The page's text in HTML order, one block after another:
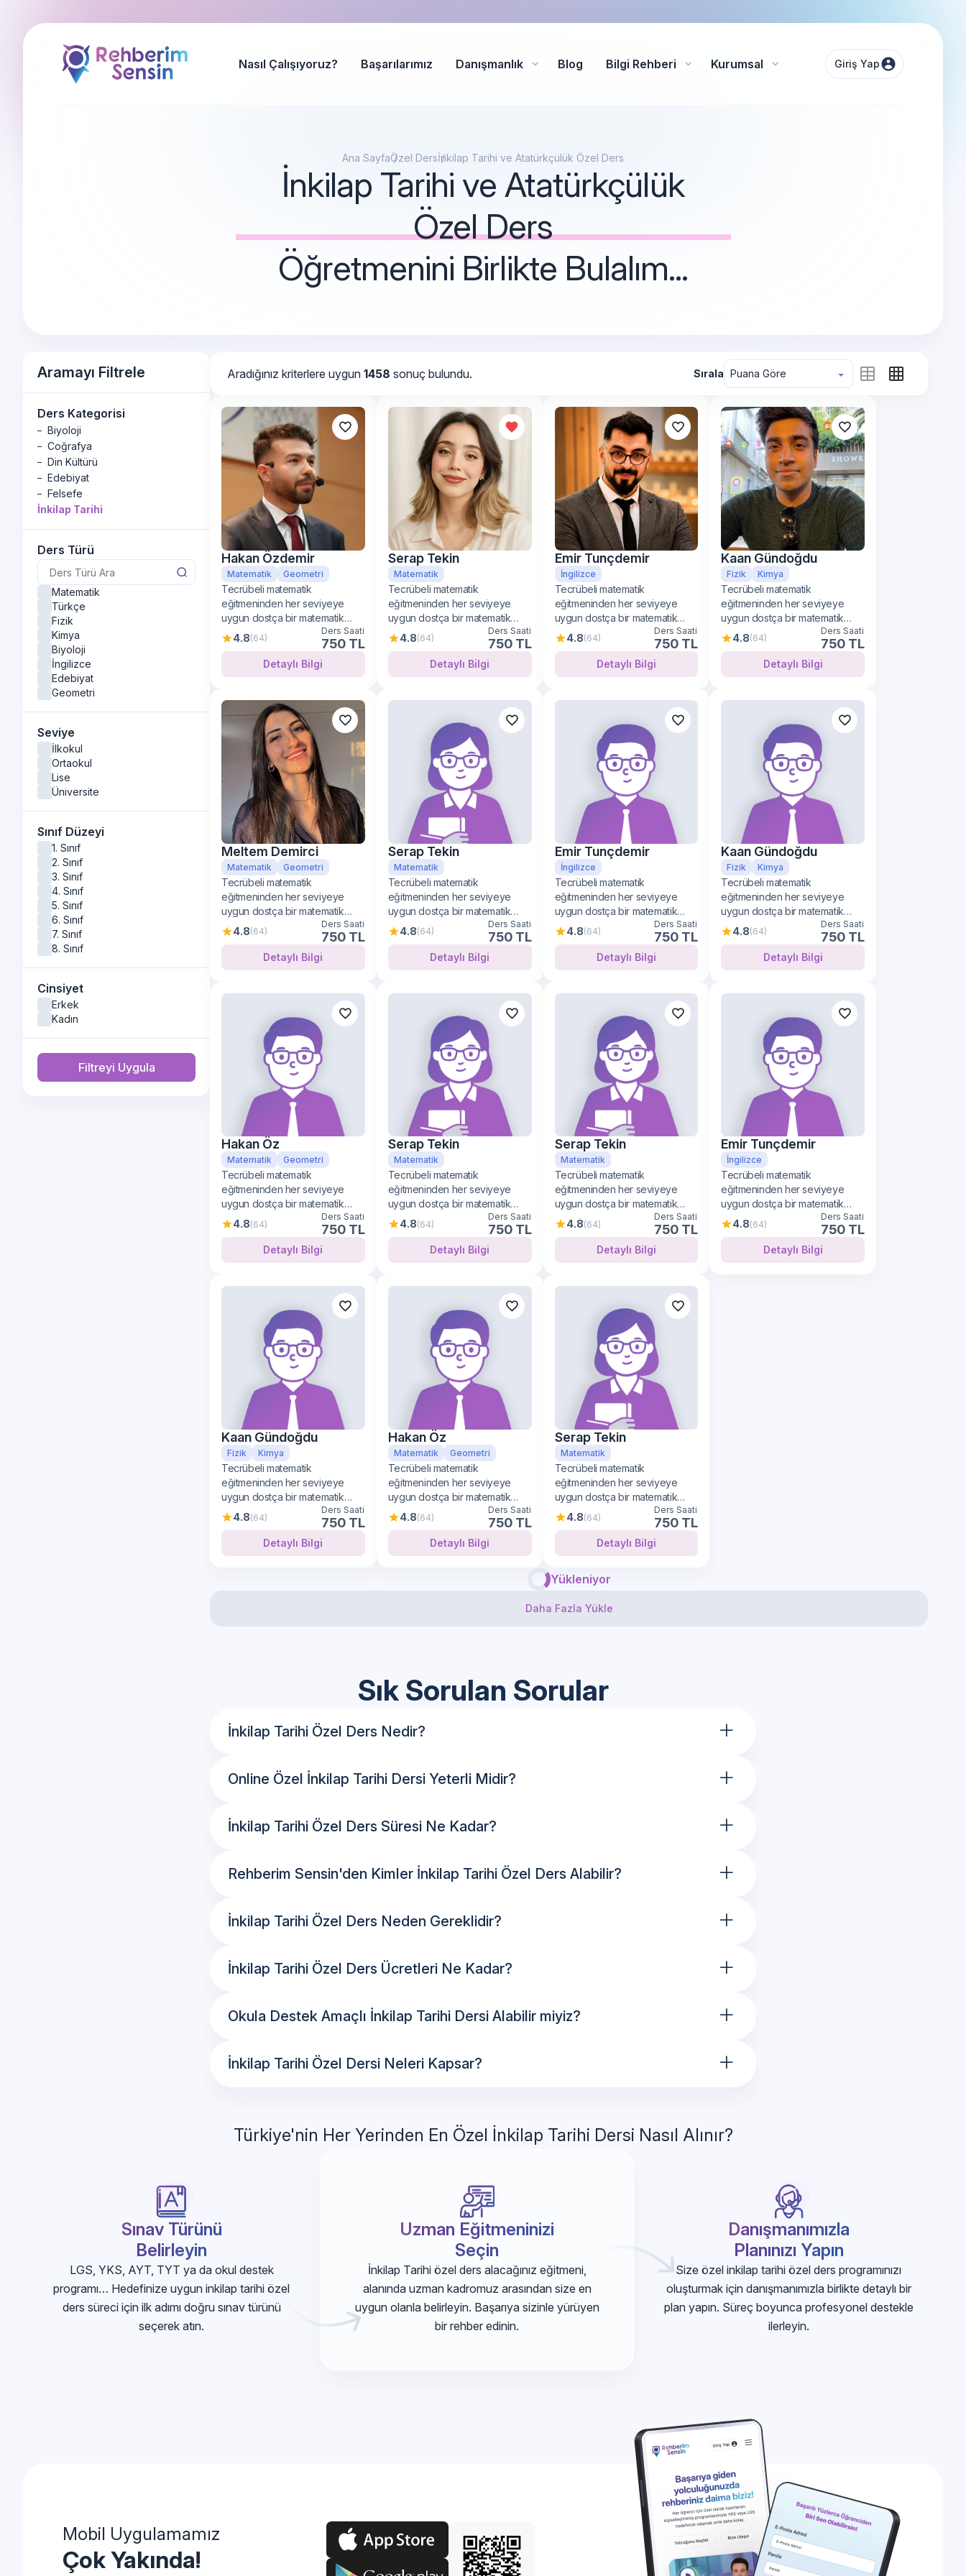
Nasıl Çalışıyoruz? Başarılarımız Danışmanlık Blog Bilgi Rehberi Kurumsal Giriş Yap
Ana SayfaÖzel Dersİnkilap Tarihi ve Atatürkçülük Özel Ders
İnkilap Tarihi ve Atatürkçülük
Özel Ders
Öğretmenini Birlikte Bulalım...
Aramayı Filtrele
Ders Kategorisi
Biyoloji
Coğrafya
Din Kültürü
Edebiyat
Felsefe
Fen Bilimleri
İngilizce
Kimya
Matematik
Tarih
Türkçe
İnkilap Tarihi
Ders Türü
Matematik
Türkçe
Fizik
Kimya
Biyoloji
İngilizce
Edebiyat
Geometri
Seviye
İlkokul
Ortaokul
Lise
Üniversite
Sınıf Düzeyi
1. Sınıf
2. Sınıf
3. Sınıf
4. Sınıf
5. Sınıf
6. Sınıf
7. Sınıf
8. Sınıf
Cinsiyet
Erkek
Kadın
Filtreyi Uygula
Aradığınız kriterlere uygun 1458 sonuç bulundu. Sırala Puana Göre
Hakan Özdemir
Matematik Geometri
Tecrübeli matematik
eğitmeninden her seviyeye
uygun dostça bir matematik
öğrenimi
4.8(64)
Ders Saati
750 TL
Detaylı Bilgi
Serap Tekin
Matematik
Tecrübeli matematik
eğitmeninden her seviyeye
uygun dostça bir matematik
öğrenimi
4.8(64)
Ders Saati
750 TL
Detaylı Bilgi
Emir Tunçdemir
İngilizce
Tecrübeli matematik
eğitmeninden her seviyeye
uygun dostça bir matematik
öğrenimi
4.8(64)
Ders Saati
750 TL
Detaylı Bilgi
Kaan Gündoğdu
Fizik Kimya
Tecrübeli matematik
eğitmeninden her seviyeye
uygun dostça bir matematik
öğrenimi
4.8(64)
Ders Saati
750 TL
Detaylı Bilgi
Meltem Demirci
Matematik Geometri
Tecrübeli matematik
eğitmeninden her seviyeye
uygun dostça bir matematik
öğrenimi
4.8(64)
Ders Saati
750 TL
Detaylı Bilgi
Serap Tekin
Matematik
Tecrübeli matematik
eğitmeninden her seviyeye
uygun dostça bir matematik
öğrenimi
4.8(64)
Ders Saati
750 TL
Detaylı Bilgi
Emir Tunçdemir
İngilizce
Tecrübeli matematik
eğitmeninden her seviyeye
uygun dostça bir matematik
öğrenimi
4.8(64)
Ders Saati
750 TL
Detaylı Bilgi
Kaan Gündoğdu
Fizik Kimya
Tecrübeli matematik
eğitmeninden her seviyeye
uygun dostça bir matematik
öğrenimi
4.8(64)
Ders Saati
750 TL
Detaylı Bilgi
Hakan Öz
Matematik Geometri
Tecrübeli matematik
eğitmeninden her seviyeye
uygun dostça bir matematik
öğrenimi
4.8(64)
Ders Saati
750 TL
Detaylı Bilgi
Serap Tekin
Matematik
Tecrübeli matematik
eğitmeninden her seviyeye
uygun dostça bir matematik
öğrenimi
4.8(64)
Ders Saati
750 TL
Detaylı Bilgi
Serap Tekin
Matematik
Tecrübeli matematik
eğitmeninden her seviyeye
uygun dostça bir matematik
öğrenimi
4.8(64)
Ders Saati
750 TL
Detaylı Bilgi
Emir Tunçdemir
İngilizce
Tecrübeli matematik
eğitmeninden her seviyeye
uygun dostça bir matematik
öğrenimi
4.8(64)
Ders Saati
750 TL
Detaylı Bilgi
Kaan Gündoğdu
Fizik Kimya
Tecrübeli matematik
eğitmeninden her seviyeye
uygun dostça bir matematik
öğrenimi
4.8(64)
Ders Saati
750 TL
Detaylı Bilgi
Hakan Öz
Matematik Geometri
Tecrübeli matematik
eğitmeninden her seviyeye
uygun dostça bir matematik
öğrenimi
4.8(64)
Ders Saati
750 TL
Detaylı Bilgi
Serap Tekin
Matematik
Tecrübeli matematik
eğitmeninden her seviyeye
uygun dostça bir matematik
öğrenimi
4.8(64)
Ders Saati
750 TL
Detaylı Bilgi
Yükleniyor
Daha Fazla Yükle
Sık Sorulan Sorular
İnkilap Tarihi Özel Ders Nedir? +
Online Özel İnkilap Tarihi Dersi Yeterli Midir? +
İnkilap Tarihi Özel Ders Süresi Ne Kadar? +
Rehberim Sensin'den Kimler İnkilap Tarihi Özel Ders Alabilir? +
İnkilap Tarihi Özel Ders Neden Gereklidir? +
İnkilap Tarihi Özel Ders Ücretleri Ne Kadar? +
Okula Destek Amaçlı İnkilap Tarihi Dersi Alabilir miyiz? +
İnkilap Tarihi Özel Dersi Neleri Kapsar? +
Türkiye'nin Her Yerinden En Özel İnkilap Tarihi Dersi Nasıl Alınır?
Sınav Türünü
Belirleyin
LGS, YKS, AYT, TYT ya da okul destek
programı… Hedefinize uygun inkilap tarihi özel
ders süreci için ilk adımı doğru sınav türünü
seçerek atın.
Uzman Eğitmeninizi
Seçin
İnkilap Tarihi özel ders alacağınız eğitmeni,
alanında uzman kadromuz arasından size en
uygun olanla belirleyin. Başarıya sizinle yürüyen
bir rehber edinin.
Danışmanımızla
Planınızı Yapın
Size özel inkilap tarihi özel ders programınızı
oluşturmak için danışmanımızla birlikte detaylı bir
plan yapın. Süreç boyunca profesyonel destekle
ilerleyin.
Mobil Uygulamamız
Çok Yakında!